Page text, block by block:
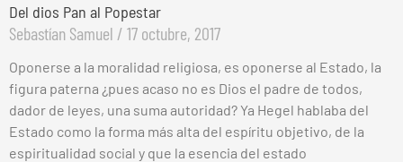
Del dios Pan al Popestar
Sebastían Samuel 17 octubre, 2017
Oponerse a la moralidad religiosa, es oponerse al Estado, la
figura paterna ¿pues acaso no es Dios el padre de todos,
dador de leyes, una suma autoridad? Ya Hegel hablaba del
Estado como la forma más alta del espíritu objetivo, de la
espiritualidad social y que la esencia del estado